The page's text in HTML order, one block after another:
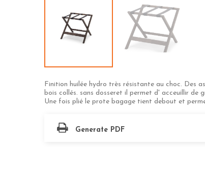
Finition huilée hydro très résistante au choc. Des
bois collés. sans dosseret il permet d' acceuillir de
Une fois plié le prote bagage tient debout et
Generate PDF